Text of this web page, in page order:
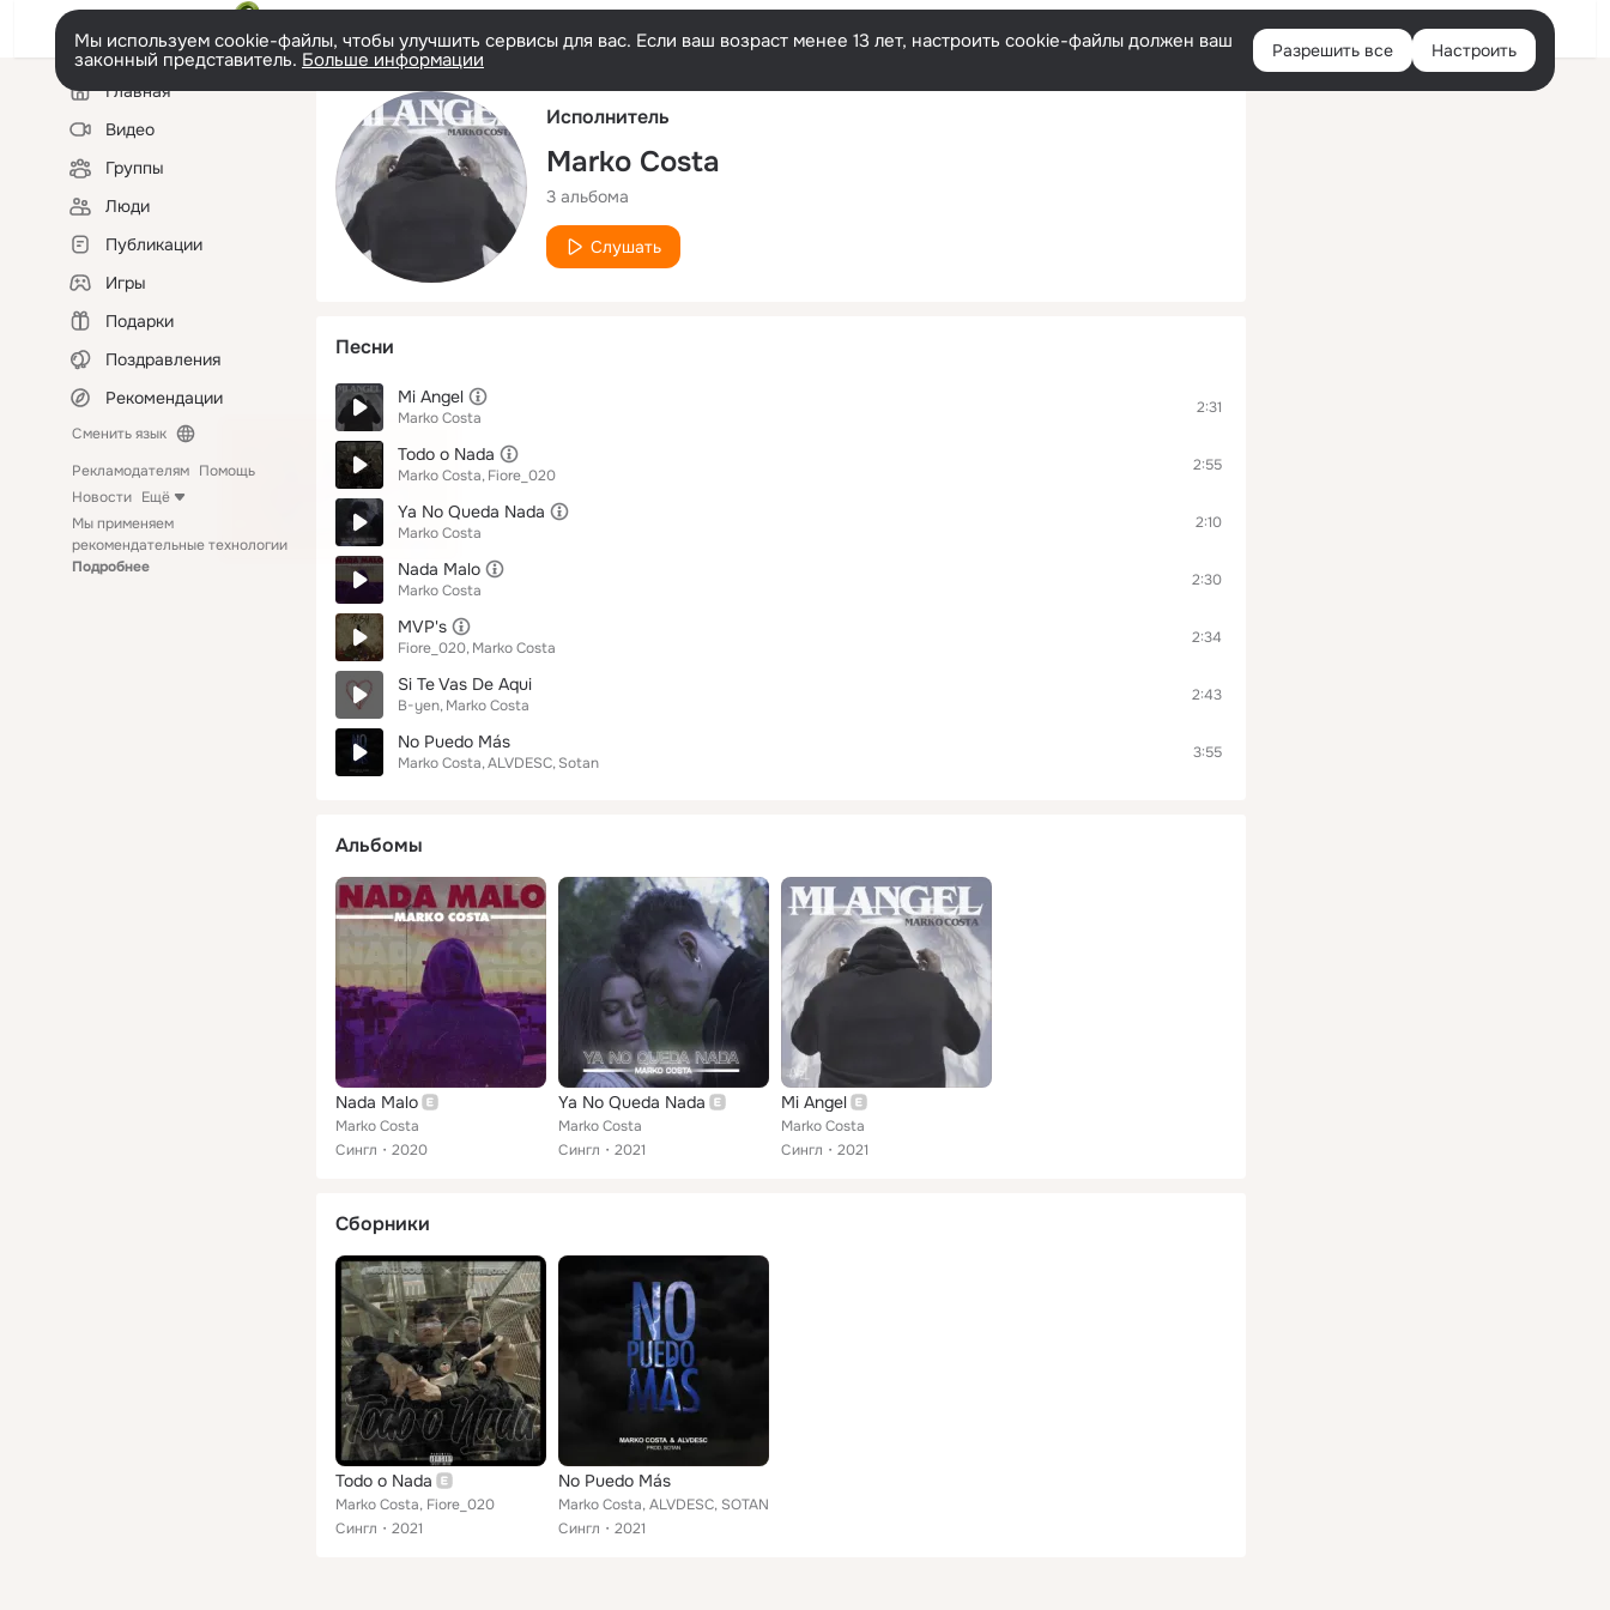
Русский Войти
Мы используем cookie-файлы, чтобы улучшить сервисы для вас. Если ваш возраст менее 13 лет, настроить cookie-файлы должен ваш
законный представитель. Больше информации Разрешить все Настроить
Левая
колонкаГлавная
Видео
Группы
Люди
Публикации
Игры
Подарки
Поздравления
Рекомендации
Сменить язык
Рекламодателям Помощь
Новости Ещё
Мы применяем
рекомендательные технологии
Подробнее
Исполнитель
Marko Costa
3 альбома
Слушать
Песни
Mi Angel
Marko Costa
2:31
Todo o Nada
Marko Costa Fiore_020
2:55
Ya No Queda Nada
Marko Costa
2:10
Nada Malo
Marko Costa
2:30
MVP's
Fiore_020 Marko Costa
2:34
Si Te Vas De Aqui
B-yen Marko Costa
2:43
No Puedo Más
Marko Costa ALVDESC Sotan
3:55
Альбомы
Nada Malo
Marko Costa
Сингл
2020
Ya No Queda Nada
Marko Costa
Сингл
2021
Mi Angel
Marko Costa
Сингл
2021
Сборники
Todo o Nada
Marko Costa, Fiore_020
Сингл
2021
No Puedo Más
Marko Costa, ALVDESC, SOTAN
Сингл
2021